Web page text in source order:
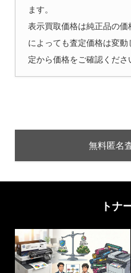
ます。
表示買取価格は純正品の
によっても査定価格は変
定から価格をご確認くださ
無料匿名
トナ